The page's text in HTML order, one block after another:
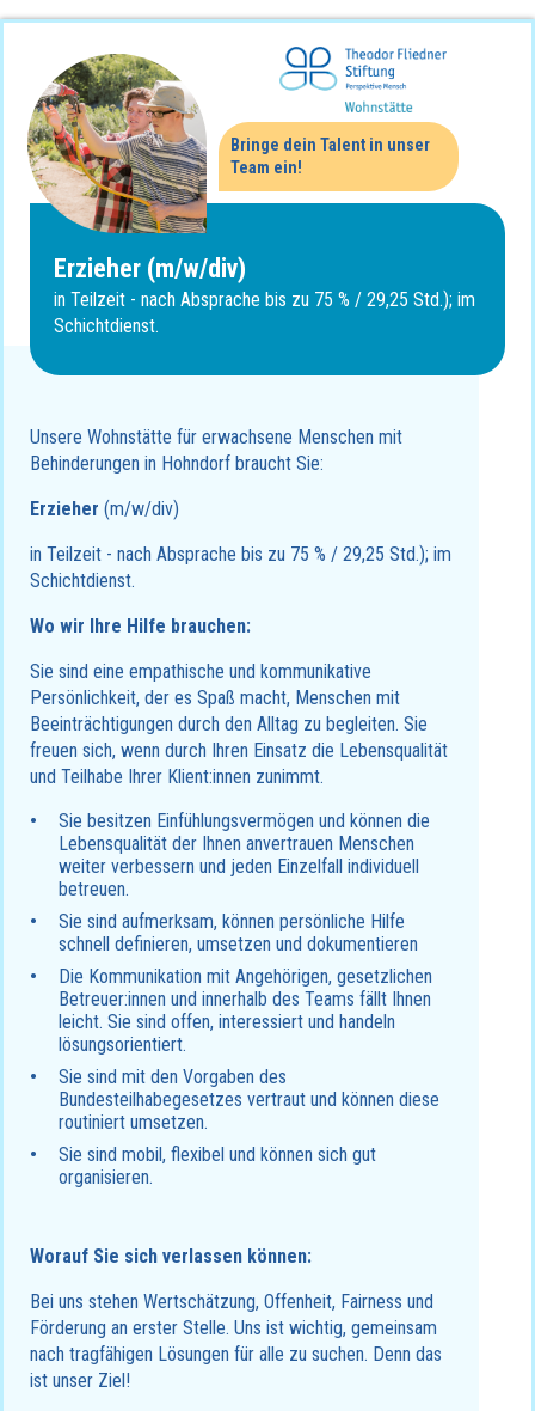
Bringe dein Talent in unser
Team ein!
Erzieher (m/w/div)
in Teilzeit - nach Absprache bis zu 75 % / 29,25 Std.); im
Schichtdienst.
Unsere Wohnstätte für erwachsene Menschen mit
Behinderungen in Hohndorf braucht Sie:
Erzieher (m/w/div)
in Teilzeit - nach Absprache bis zu 75 % / 29,25 Std.); im
Schichtdienst.
Wo wir Ihre Hilfe brauchen:
Sie sind eine empathische und kommunikative
Persönlichkeit, der es Spaß macht, Menschen mit
Beeinträchtigungen durch den Alltag zu begleiten. Sie
freuen sich, wenn durch Ihren Einsatz die Lebensqualität
und Teilhabe Ihrer Klient:innen zunimmt.
Sie besitzen Einfühlungsvermögen und können die
Lebensqualität der Ihnen anvertrauen Menschen
weiter verbessern und jeden Einzelfall individuell
betreuen.
Sie sind aufmerksam, können persönliche Hilfe
schnell definieren, umsetzen und dokumentieren
Die Kommunikation mit Angehörigen, gesetzlichen
Betreuer:innen und innerhalb des Teams fällt Ihnen
leicht. Sie sind offen, interessiert und handeln
lösungsorientiert.
Sie sind mit den Vorgaben des
Bundesteilhabegesetzes vertraut und können diese
routiniert umsetzen.
Sie sind mobil, flexibel und können sich gut
organisieren.
Worauf Sie sich verlassen können:
Bei uns stehen Wertschätzung, Offenheit, Fairness und
Förderung an erster Stelle. Uns ist wichtig, gemeinsam
nach tragfähigen Lösungen für alle zu suchen. Denn das
ist unser Ziel!